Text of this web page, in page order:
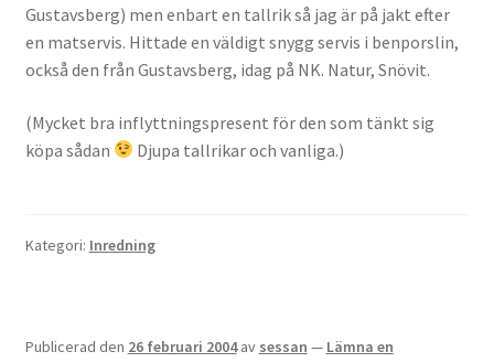
Gustavsberg) men enbart en tallrik så jag är på jakt efter
en matservis. Hittade en väldigt snygg servis i benporslin,
också den från Gustavsberg, idag på NK. Natur, Snövit.
(Mycket bra inflyttningspresent för den som tänkt sig
köpa sådan
Djupa tallrikar och vanliga.)
Kategori: Inredning
Publicerad den 26 februari 2004 av sessan — Lämna en